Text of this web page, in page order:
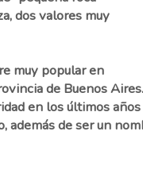
dos valores muy
muy popular en
de Buenos
en los últimos años
además de ser un